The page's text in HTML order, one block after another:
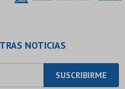
NOTICIAS
SUSCRIBIRME